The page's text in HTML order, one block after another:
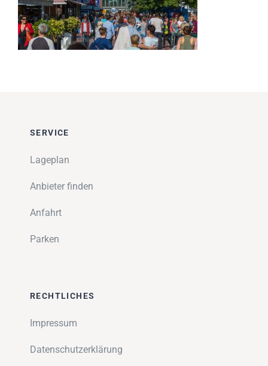
Über uns
SUCHE
SERVICE
Lageplan
Anbieter finden
Anfahrt
Parken
RECHTLICHES
Impressum
Datenschutzerklärung